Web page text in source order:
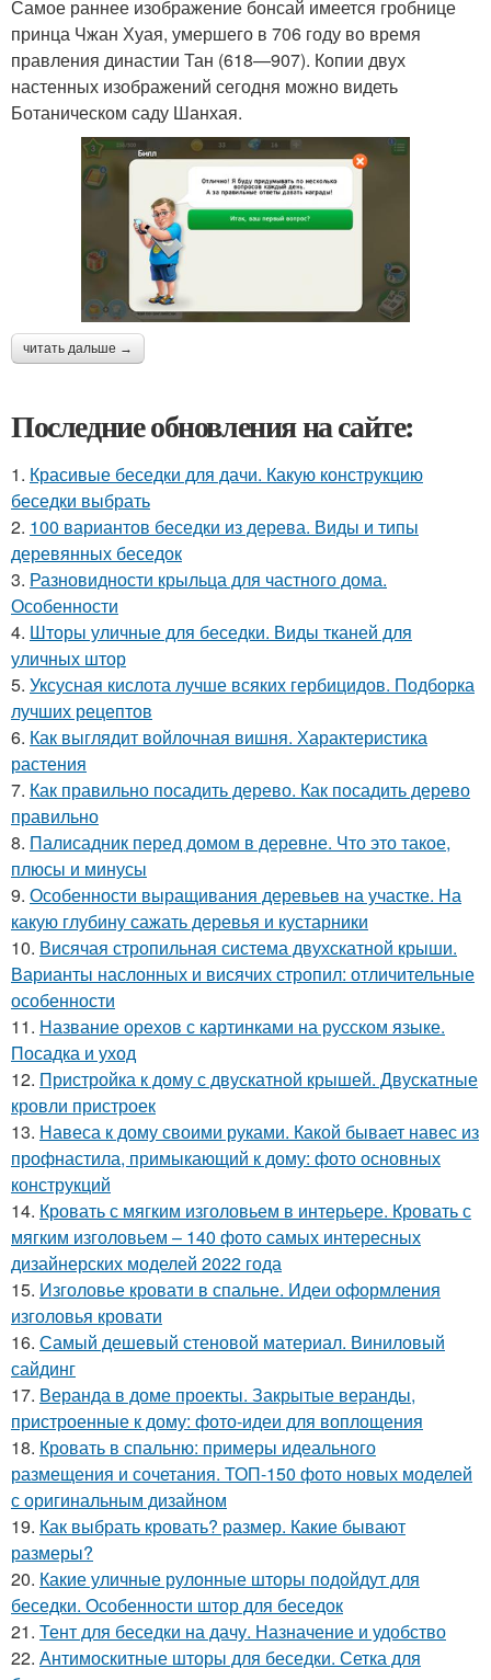
Самое раннее изображение бонсай имеется гробнице
принца Чжан Хуая, умершего в 706 году во время
правления династии Тан (618—907). Копии двух
настенных изображений сегодня можно видеть
Ботаническом саду Шанхая.
читать дальше →
Последние обновления на сайте:
1. Красивые беседки для дачи. Какую конструкцию
беседки выбрать
2. 100 вариантов беседки из дерева. Виды и типы
деревянных беседок
3. Разновидности крыльца для частного дома.
Особенности
4. Шторы уличные для беседки. Виды тканей для
уличных штор
5. Уксусная кислота лучше всяких гербицидов. Подборка
лучших рецептов
6. Как выглядит войлочная вишня. Характеристика
растения
7. Как правильно посадить дерево. Как посадить дерево
правильно
8. Палисадник перед домом в деревне. Что это такое,
плюсы и минусы
9. Особенности выращивания деревьев на участке. На
какую глубину сажать деревья и кустарники
10. Висячая стропильная система двухскатной крыши.
Варианты наслонных и висячих стропил: отличительные
особенности
11. Название орехов с картинками на русском языке.
Посадка и уход
12. Пристройка к дому с двускатной крышей. Двускатные
кровли пристроек
13. Навеса к дому своими руками. Какой бывает навес из
профнастила, примыкающий к дому: фото основных
конструкций
14. Кровать с мягким изголовьем в интерьере. Кровать с
мягким изголовьем – 140 фото самых интересных
дизайнерских моделей 2022 года
15. Изголовье кровати в спальне. Идеи оформления
изголовья кровати
16. Самый дешевый стеновой материал. Виниловый
сайдинг
17. Веранда в доме проекты. Закрытые веранды,
пристроенные к дому: фото-идеи для воплощения
18. Кровать в спальню: примеры идеального
размещения и сочетания. ТОП-150 фото новых моделей
с оригинальным дизайном
19. Как выбрать кровать? размер. Какие бывают
размеры?
20. Какие уличные рулонные шторы подойдут для
беседки. Особенности штор для беседок
21. Тент для беседки на дачу. Назначение и удобство
22. Антимоскитные шторы для беседки. Сетка для